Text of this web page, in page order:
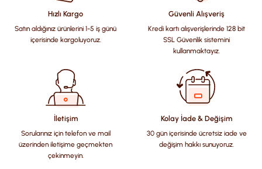
Ürün resmi kalitesiz, bozuk veya görüntülenemiyor.
Ürün açıklamasında eksik bilgiler bulunuyor.
Ürün bilgilerinde hatalar bulunuyor.
Ürün fiyatı diğer sitelerden daha pahalı.
Bu ürüne benzer farklı alternatifler olmalı.
Hızlı Kargo
Satın aldığınız ürünlerini 1-5 iş günü
içerisinde kargoluyoruz.
Güvenli Alışveriş
Kredi kartı alışverişlerinde 128 bit
SSL Güvenlik sistemini
kullanmaktayız.
İletişim
Sorularınız için telefon ve mail
üzerinden iletişime geçmekten
çekinmeyin.
Kolay İade & Değişim
30 gün içerisinde ücretsiz iade ve
değişim hakkı sunuyoruz.